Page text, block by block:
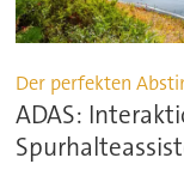
Der perfekten
ADAS: